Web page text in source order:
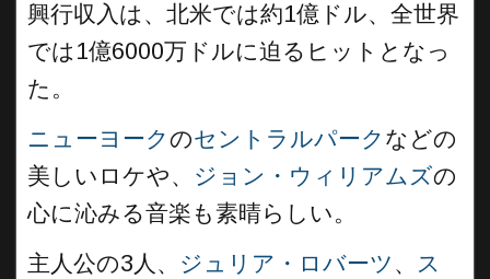
興行収入は、北米では約1億ドル、全世界
では1億6000万ドルに迫るヒットとなっ
た。
ニューヨークのセントラルパーク などの
美しいロケや、 ジョン・ウィリアムズの
心に沁みる音楽も素晴らしい。
主人公の3人、 ジュリア・ロバーツ 、 ス